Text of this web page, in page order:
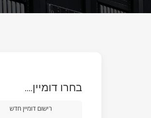
בחרו דומיין....
רישום דומיין חדש